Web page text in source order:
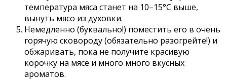
температура мяса станет на 10–15°С выше,
вынуть мясо из духовки.
Немедленно (буквально!) поместить его в очень
горячую сковороду (обязательно разогрейте!) и
обжаривать, пока не получите красивую
корочку на мясе и много много вкусных
ароматов.